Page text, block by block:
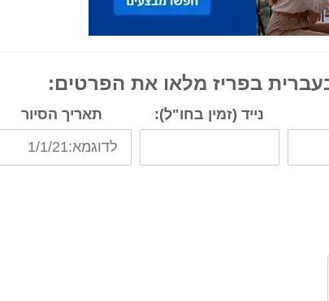
בפריז מלאו את הפרטים:
נייד (זמין בחו"ל): תאריך הסיור